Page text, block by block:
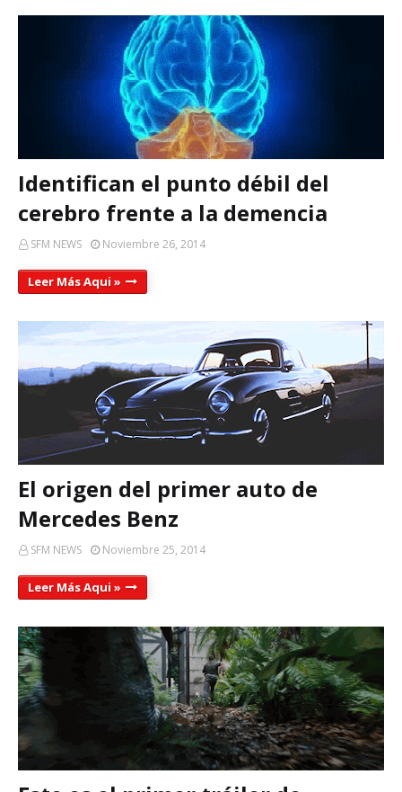
Identifican el punto débil del
cerebro frente a la demencia
SFM NEWS Noviembre 26, 2014
Leer Más Aqui »
El origen del primer auto de
Mercedes Benz
SFM NEWS Noviembre 25, 2014
Leer Más Aqui »